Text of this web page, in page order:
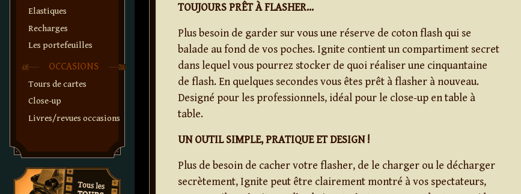
Elastiques
Recharges
Les portefeuilles
OCCASIONS
Tours de cartes
Close-up
Livres/revues occasions
TOUJOURS PRÊT À FLASHER…
Plus besoin de garder sur vous une réserve de coton flash qui se
balade au fond de vos poches. Ignite contient un compartiment secret
dans lequel vous pourrez stocker de quoi réaliser une cinquantaine
de flash. En quelques secondes vous êtes prêt à flasher à nouveau.
Designé pour les professionnels, idéal pour le close-up en table à
table.
UN OUTIL SIMPLE, PRATIQUE ET DESIGN !
Plus de besoin de cacher votre flasher, de le charger ou le décharger
secrètement, Ignite peut être clairement montré à vos spectateurs,